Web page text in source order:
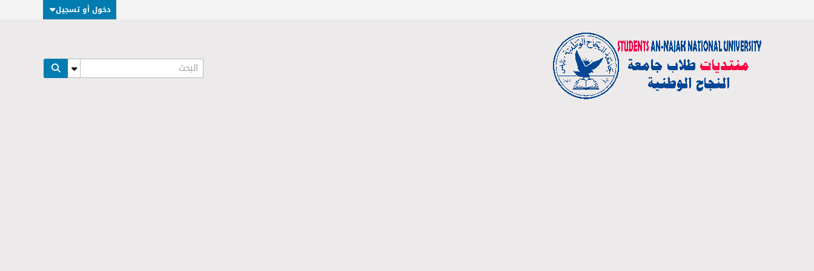
دخول أو تسجيل